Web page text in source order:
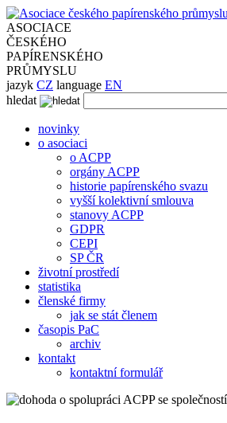
ASOCIACE
ČESKÉHO
PAPÍRENSKÉHO
PRŮMYSLU
jazyk CZ language EN
hledat
novinky
o asociaci
o ACPP
orgány ACPP
historie papírenského svazu
vyšší kolektivní smlouva
stanovy ACPP
GDPR
CEPI
SP ČR
životní prostředí
statistika
členské firmy
jak se stát členem
časopis PaC
archiv
kontakt
kontaktní formulář